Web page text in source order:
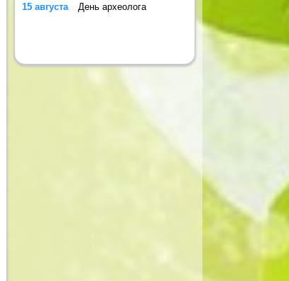
15 августа
День археолога